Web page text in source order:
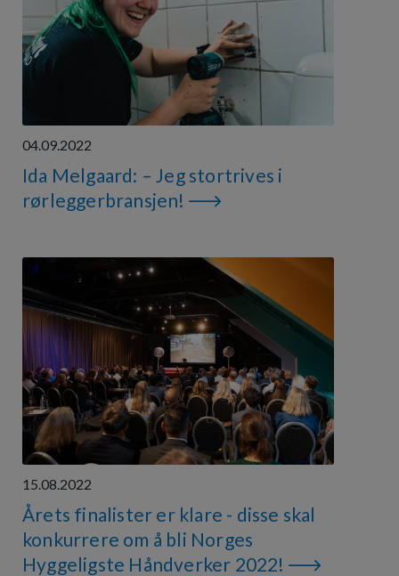
04.09.2022
Ida Melgaard: – Jeg stortrives i
rørleggerbransjen!
15.08.2022
Årets finalister er klare - disse skal
konkurrere om å bli Norges
Hyggeligste Håndverker 2022!